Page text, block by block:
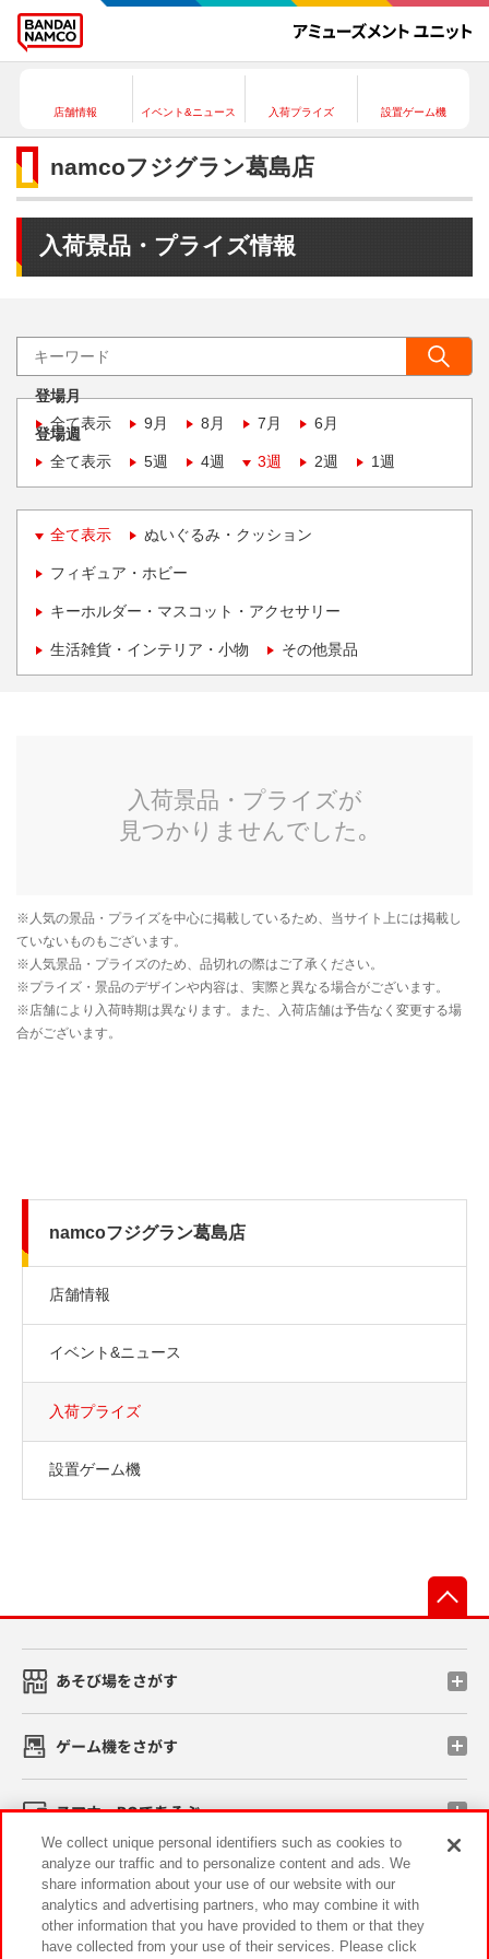
店舗情報 イベント&ニュース 入荷プライズ 設置ゲーム機
namcoフジグラン葛島店
入荷景品・プライズ情報
登場月
全て表示
9月 8月 7月 6月
登場週
全て表示
5週 4週 3週 2週 1週
全て表示 ぬいぐるみ・クッション
フィギュア・ホビー
キーホルダー・マスコット・アクセサリー
生活雑貨・インテリア・小物 その他景品
namcoフジグラン葛島店
店舗情報
イベント&ニュース
入荷プライズ
設置ゲーム機
あそび場をさがす
ゲーム機をさがす
スマホ・PCであそぶ
イベント・キャンペーン
We collect unique personal identifiers such as cookies to
analyze our traffic and to personalize content and ads. We
share information about your use of our website with our
analytics and advertising partners, who may combine it with
other information that you have provided to them or that they
have collected from your use of their services. Please click